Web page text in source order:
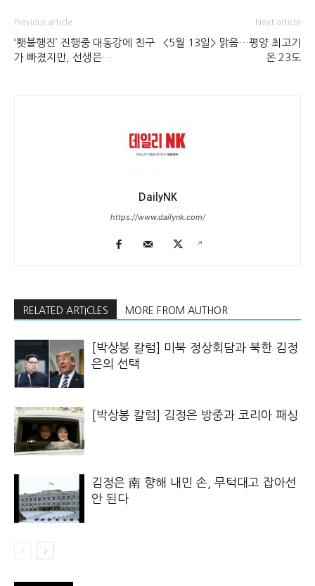
Previous article
‘횃불행진’ 진행중 대동강에 친구
가 빠졌지만, 선생은…
Next article
<5월 13일> 맑음…평양 최고기
온 23도
DailyNK
https://www.dailynk.com/
RELATED ARTICLES MORE FROM AUTHOR
[박상봉 칼럼] 미북 정상회담과 북한 김정
은의 선택
[박상봉 칼럼] 김정은 방중과 코리아 패싱
김정은 南 향해 내민 손, 무턱대고 잡아선
안 된다